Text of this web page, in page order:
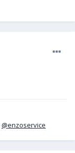
@enzoservice